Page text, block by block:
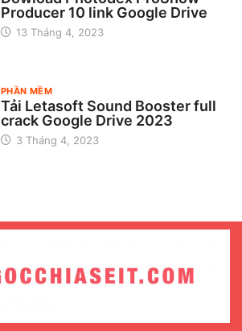
Producer 10 link Google Drive
13 Tháng 4, 2023
PHẦN MỀM
Tải Letasoft Sound Booster full
crack Google Drive 2023
3 Tháng 4, 2023